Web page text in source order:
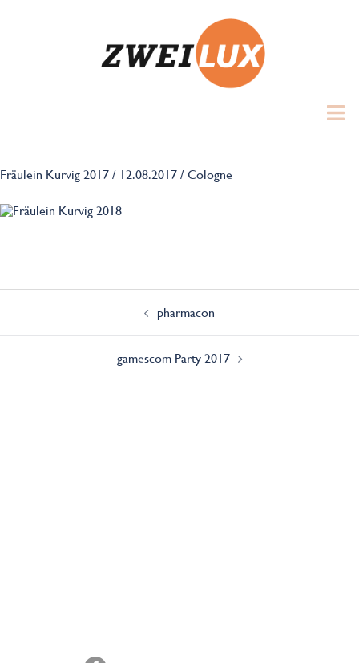
menu
Fräulein Kurvig 2017 / 12.08.2017 / Cologne
Beitrags-
pharmacon
gamescom Party 2017